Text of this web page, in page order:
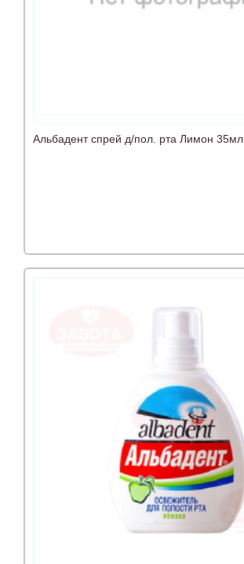
Альбадент спрей д/пол. рта Лимон 35мл